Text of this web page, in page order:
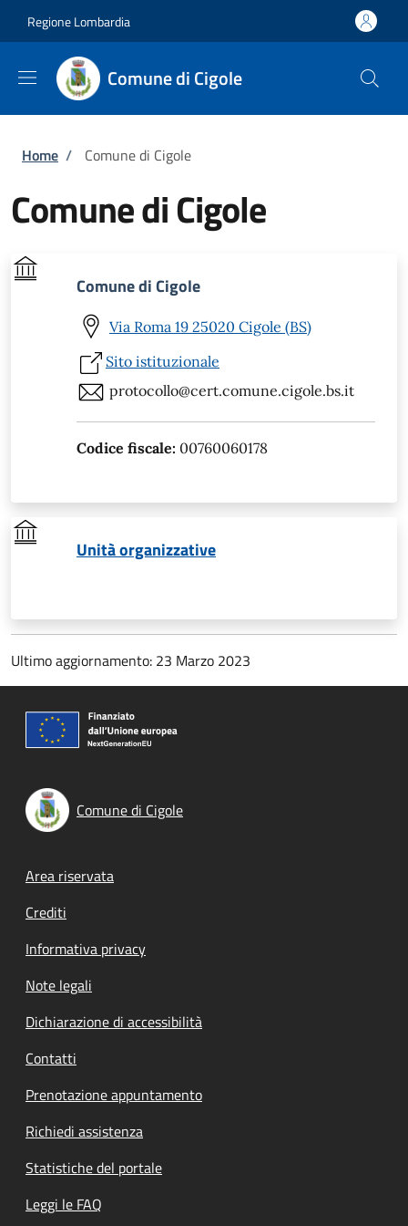
Regione Lombardia
Comune di Cigole
Briciole di pane
Home / Comune di Cigole
Comune di Cigole
Comune di Cigole
Via Roma 19 25020 Cigole (BS)
Sito istituzionale
protocollo@cert.comune.cigole.bs.it
Codice fiscale: 00760060178
Unità organizzative
Ultimo aggiornamento: 23 Marzo 2023
Comune di Cigole
Footer menu
Area riservata
Crediti
Informativa privacy
Note legali
Dichiarazione di accessibilità
Contatti
Prenotazione appuntamento
Richiedi assistenza
Statistiche del portale
Leggi le FAQ